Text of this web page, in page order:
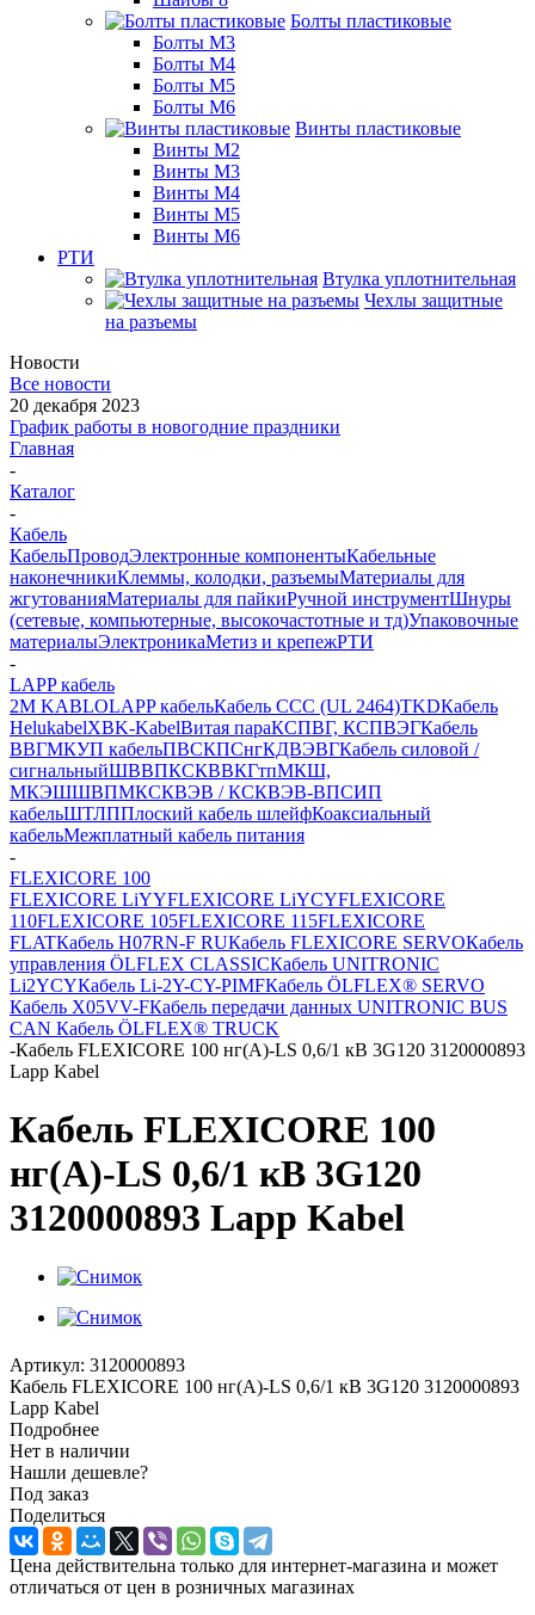
Болты пластиковые
Болты М3
Болты М4
Болты М5
Болты М6
Винты пластиковые
Винты М2
Винты М3
Винты М4
Винты М5
Винты М6
РТИ
Втулка уплотнительная
Чехлы защитные
на разъемы
Новости
Все новости
20 декабря 2023
График работы в новогодние праздники
Главная
-
Каталог
-
Кабель
КабельПроводЭлектронные компонентыКабельные
наконечникиКлеммы, колодки, разъемыМатериалы для
жгутованияМатериалы для пайкиРучной инструментШнуры
(сетевые, компьютерные, высокочастотные и тд)Упаковочные
материалыЭлектроникаМетиз и крепежРТИ
-
LAPP кабель
2M KABLOLAPP кабельКабель CCC (UL 2464)TKDКабель
HelukabelXBK-KabelВитая параКСПВГ, КСПВЭГКабель
ВВГМКУП кабельПВСКПСнгКДВЭВГКабель силовой /
сигнальныйШВВПКСКВВКГтпМКШ,
МКЭШШВПМКСКВЭВ / КСКВЭВ-ВПСИП
кабельШТЛППлоский кабель шлейфКоаксиальный
кабельМежплатный кабель питания
-
FLEXICORE 100
FLEXICORE LiYYFLEXICORE LiYCYFLEXICORE
110FLEXICORE 105FLEXICORE 115FLEXICORE
FLATКабель H07RN-F RUКабель FLEXICORE SERVOКабель
управления ÖLFLEX CLASSICКабель UNITRONIC
Li2YCYКабель Li-2Y-CY-PIMFКабель ÖLFLEX® SERVO
Кабель X05VV-FКабель передачи данных UNITRONIC BUS
CAN Кабель ÖLFLEX® TRUCK
-Кабель FLEXICORE 100 нг(А)-LS 0,6/1 кВ 3G120 3120000893
Lapp Kabel
Кабель FLEXICORE 100
нг(А)-LS 0,6/1 кВ 3G120
3120000893 Lapp Kabel
Артикул: 3120000893
Кабель FLEXICORE 100 нг(А)-LS 0,6/1 кВ 3G120 3120000893
Lapp Kabel
Подробнее
Нет в наличии
Нашли дешевле?
Под заказ
Поделиться
Цена действительна только для интернет-магазина и может
отличаться от цен в розничных магазинах